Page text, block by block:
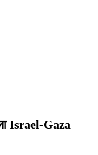
Israel-Gaza